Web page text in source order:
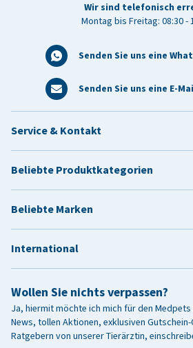
Wir sind telefonisch
Montag bis Freitag: 08:30 -
Senden Sie uns eine
Senden Sie uns eine E-
Wollen Sie nichts verpassen?
Ja, hiermit möchte ich mich für den
News, tollen Aktionen, exklusiven
Ratgebern von unserer Tierärztin,
Service & Kontakt
Beliebte Produktkategorien
Beliebte Marken
International